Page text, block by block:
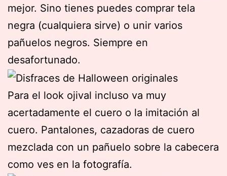
mejor. Sino tienes puedes comprar tela
negra (cualquiera sirve) o unir varios
pañuelos negros. Siempre en
desafortunado.
Para el look ojival incluso va muy
acertadamente el cuero o la imitación al
cuero. Pantalones, cazadoras de cuero
mezclada con un pañuelo sobre la cabecera
como ves en la fotografía.